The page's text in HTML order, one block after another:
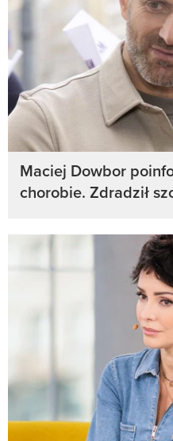
Maciej Dowbor
chorobie. Zdradził